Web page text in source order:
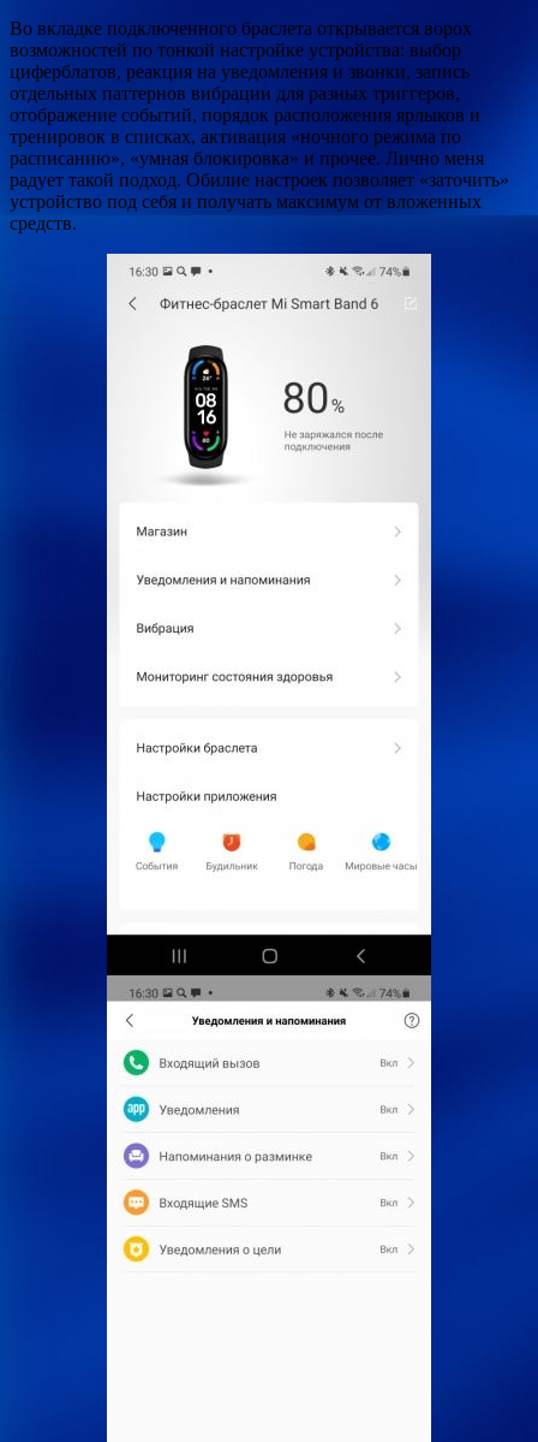
Во вкладке подключенного браслета открывается ворох
возможностей по тонкой настройке устройства: выбор
циферблатов, реакция на уведомления и звонки, запись
отдельных паттернов вибрации для разных триггеров,
отображение событий, порядок расположения ярлыков и
тренировок в списках, активация «ночного режима по
расписанию», «умная блокировка» и прочее. Лично меня
радует такой подход. Обилие настроек позволяет «заточить»
устройство под себя и получать максимум от вложенных
средств.